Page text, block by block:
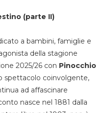
(parte II)
a bambini, famiglie e
della stagione
2025/26 con Pinocchio
spettacolo coinvolgente,
ad affascinare
nasce nel 1881 dalla